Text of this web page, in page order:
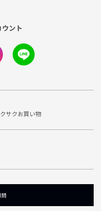
ウント
サクお買い物
問